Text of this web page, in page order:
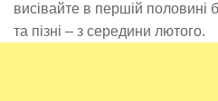
висівайте в першій половині
та пізні – з середини лютого.